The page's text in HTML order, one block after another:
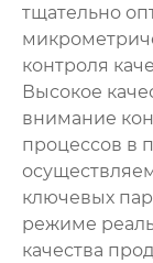
тщательно
контроля
Высокое
внимание
процессов в
ключевых
режиме
качества